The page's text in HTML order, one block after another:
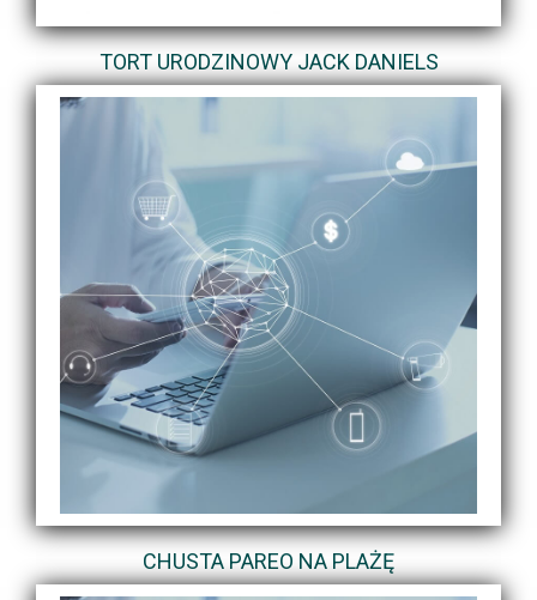
TORT URODZINOWY JACK DANIELS
CHUSTA PAREO NA PLAŻĘ